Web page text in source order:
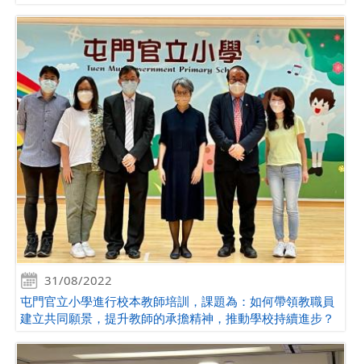
31/08/2022
屯門官立小學進行校本教師培訓，課題為：如何帶領教職員
建立共同願景，提升教師的承擔精神，推動學校持續進步？